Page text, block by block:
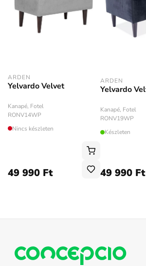
ARDEN
Yelvardo Velvet
Kanapé, Fotel
RONV14WP
Nincs készleten
49 990 Ft
ARDEN
Yelvardo
Kanapé, Fotel
RONV19WP
Készleten
49 990 Ft